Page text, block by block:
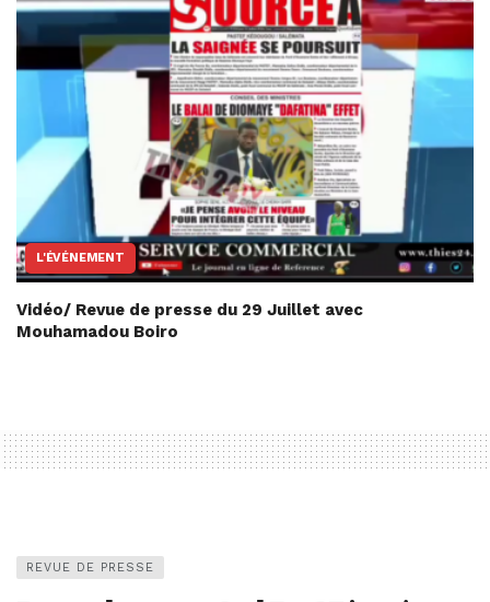
L'ÉVÉNEMENT
Vidéo/ Revue de presse du 29 Juillet avec
Mouhamadou Boiro
REVUE DE PRESSE